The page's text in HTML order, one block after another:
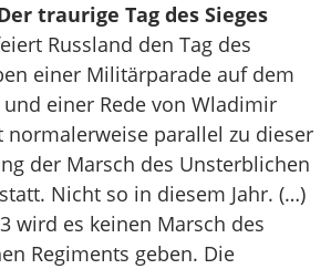
traurige Tag des Sieges
Russland den Tag des
einer Militärparade auf dem
und einer Rede von Wladimir
normalerweise parallel zu dieser
der Marsch des Unsterblichen
Nicht so in diesem Jahr. (…)
wird es keinen Marsch des
Regiments geben. Die